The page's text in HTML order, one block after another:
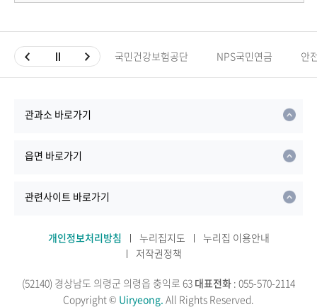
국민건강보험공단 NPS국민연금 안
관과소 바로가기
읍면 바로가기
관련사이트 바로가기
개인정보처리방침 누리집지도
누리집 이용안내
저작권정책
(52140) 경상남도 의령군 의령읍 충익로 63 대표전화 : 055-570-2114
Copyright © Uiryeong. All Rights Reserved.